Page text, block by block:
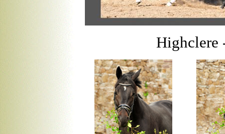
Highclere